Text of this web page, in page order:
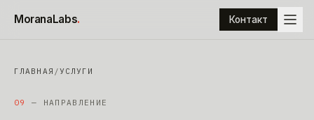
MoranaLabs. Контакт
ГЛАВНАЯ /УСЛУГИ
09 — НАПРАВЛЕНИЕ